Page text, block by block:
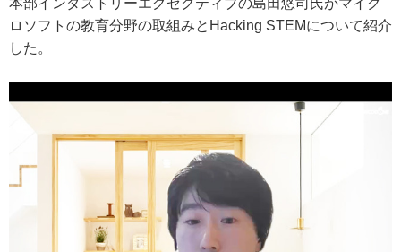
本部インダストリーエグゼクティブの島田悠司氏がマイク
ロソフトの教育分野の取組みとHacking STEMについて紹介
した。